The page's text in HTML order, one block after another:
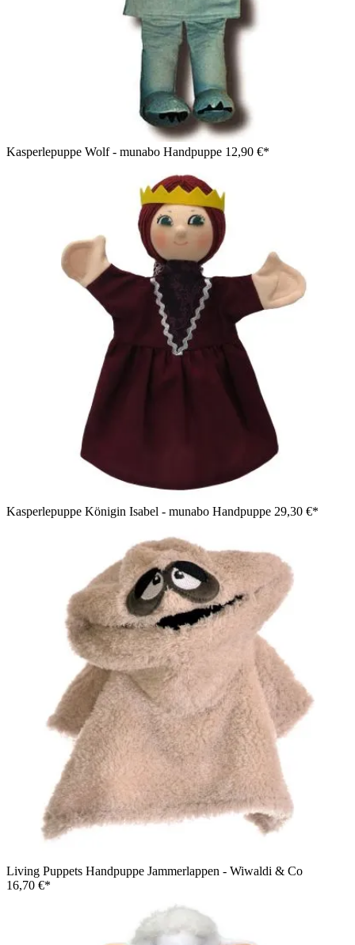
Kasperlepuppe Wolf - munabo Handpuppe 12,90 €*
Kasperlepuppe Königin Isabel - munabo Handpuppe 29,30 €*
Living Puppets Handpuppe Jammerlappen - Wiwaldi & Co
16,70 €*